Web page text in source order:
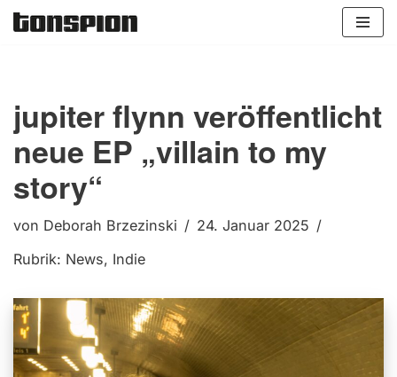
jupiter flynn veröffentlicht
neue EP „villain to my
story“
von Deborah Brzezinski
24. Januar 2025
Rubrik: News, Indie